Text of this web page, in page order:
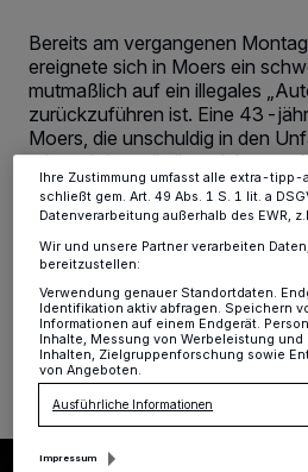
Bereits am vergangenen
ereignete sich in Moers ein
mutmaßlich auf ein illegales
zurückzuführen ist. Eine 43-
Moers, die unschuldig in den
erlag mittlerweile ihren
und verstarb am Donnerstag im
Ermittlungen nach den
26.04.2019 , 15:38 Uhr Eine
Zwecke. Wenn Tracker deaktiviert sind,
Anzeigen möglicherweise nicht mehr so
dieses Menü jederzeit wieder aufrufen,
ändern oder Ihre Einwilligung zu
Einstellungen oder Ablehnen am unteren
Ihre Einstellungen gelten innerhalb
Informationen finden Sie in unserer
Ihre Zustimmung umfasst alle extra-
schließt gem. Art. 49 Abs. 1 S. 1 lit. a
Datenverarbeitung außerhalb des EWR,
Wir und unsere Partner verarbeiten
bereitzustellen:
Verwendung genauer Standortdaten.
Identifikation aktiv abfragen. Speichern
Informationen auf einem Endgerät.
Inhalte, Messung von Werbeleistung
Inhalten, Zielgruppenforschung sowie
von Angeboten.
Ausführliche Informationen
Impressum